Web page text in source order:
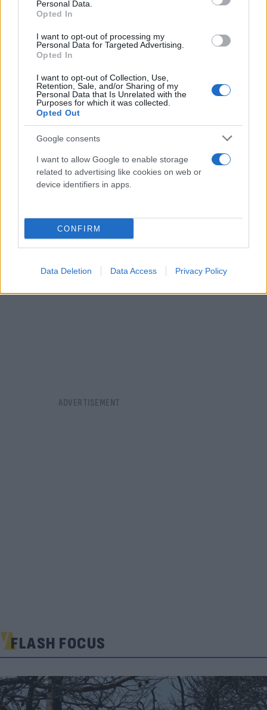
Personal Data.
Opted In
I want to opt-out of processing my
Personal Data for Targeted Advertising.
Opted In
I want to opt-out of Collection, Use,
Retention, Sale, and/or Sharing of my
Personal Data that Is Unrelated with the
Purposes for which it was collected.
Opted Out
Google consents
I want to allow Google to enable storage
related to advertising like cookies on web or
device identifiers in apps.
CONFIRM
Data Deletion Data Access Privacy Policy
Αποκαλύψεις για Ινφαντίνο: Φέρεται να είχε
σχέση με πρώην εργαζόμενη της UEFA - Τι απαντά
η FIFA
08.08.2026
FLASH FOCUS